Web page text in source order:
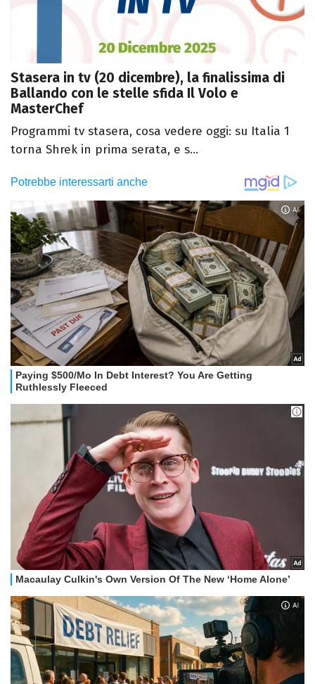
Stasera in tv (20 dicembre), la finalissima di
Ballando con le stelle sfida Il Volo e
MasterChef
Programmi tv stasera, cosa vedere oggi: su Italia 1
torna Shrek in prima serata, e s...